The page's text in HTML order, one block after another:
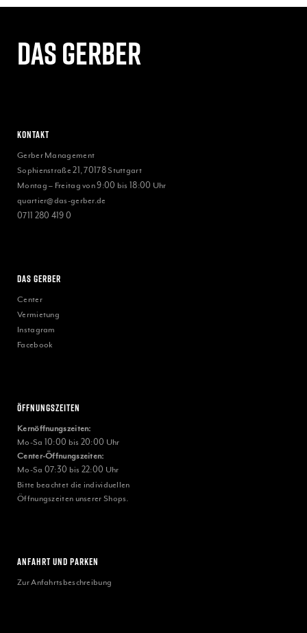
Das gerber
Kontakt
Gerber Management
Sophienstraße 21, 70178 Stuttgart
Montag – Freitag von 9:00 bis 18:00 Uhr
quartier@das-gerber.de
0711 280 419 0
Das Gerber
Center
Vermietung
Instagram
Facebook
Öffnungszeiten
Kernöffnungszeiten:
Mo-Sa 10:00 bis 20:00 Uhr
Center-Öffnungszeiten:
Mo-Sa 07:30 bis 22:00 Uhr
Bitte beachtet die individuellen
Öffnungszeiten unserer Shops.
ANFAHRT UND PARKEN
Zur Anfahrtsbeschreibung